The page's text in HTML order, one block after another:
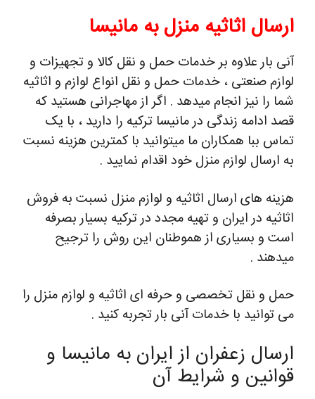
ارسال اثاثیه منزل به مانیسا
آنی بار علاوه بر خدمات حمل و نقل کالا و تجهیزات و
لوازم صنعتی ، خدمات حمل و نقل انواع لوازم و اثاثیه
شما را نیز انجام میدهد . اگر از مهاجرانی هستید که
قصد ادامه زندگی در مانیسا ترکیه را دارید ، با یک
تماس ببا همکاران ما میتوانید با کمترین هزینه نسبت
به ارسال لوازم منزل خود اقدام نمایید .
هزینه های ارسال اثاثیه و لوازم منزل نسبت به فروش
اثاثیه در ایران و تهیه مجدد در ترکیه بسیار بصرفه
است و بسیاری از هموطنان این روش را ترجیح
میدهند .
حمل و نقل تخصصی و حرفه ای اثاثیه و لوازم منزل را
می توانید با خدمات آنی بار تجربه کنید .
ارسال زعفران از ایران به مانیسا و
قوانین و شرایط آن